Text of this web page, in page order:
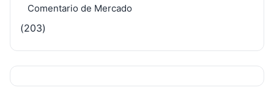
Comentario de Mercado
(203)